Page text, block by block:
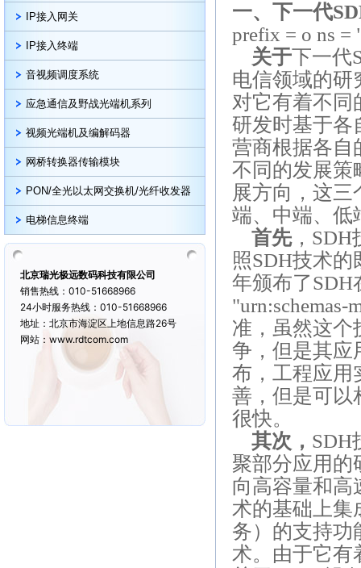
IP接入网关
IP接入终端
音视频调度系统
应急通信及野战光端机系列
视频光端机及编解码器
网桥转换器传输模块
PON/全光以太网交换机/光纤收发器
电梯信息终端
北京瑞光极远数码科技有限公司
销售热线：010-51668966
24小时服务热线：010-51668966
地址：北京市海淀区上地信息路26号
网站：www.rdtcom.com
一、下一代
prefix = o ns =
关于下一代
电信领域的研
对它有着不同
研发时基于各
营商根据各自
不同的发展策
展方向，这三
端、中端、低
首先， SDH
照SDH技术的
年颁布了SDH
"urn:schemas-
准，虽然这个
争，但是其应
布，工程应用
善，但是可以
很快。
其次， SDH
聚部分应用的
向高容量和高
术的基础上集
务）的支持功
术。由于它有